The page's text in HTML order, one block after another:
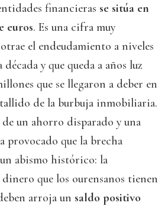
financieras se sitúa en
euros. Es una cifra muy
el endeudamiento a niveles
década y que queda a años luz
que se llegaron a deber en
de la burbuja inmobiliaria.
un ahorro disparado y una
provocado que la brecha
abismo histórico: la
que los ourensanos tienen
arroja un saldo positivo